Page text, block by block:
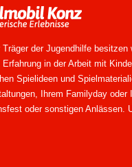
der Jugendhilfe
Erfahrung in der Arbeit mit
Spielideen und
Ihrem Familyday
oder sonstigen Anlässen.